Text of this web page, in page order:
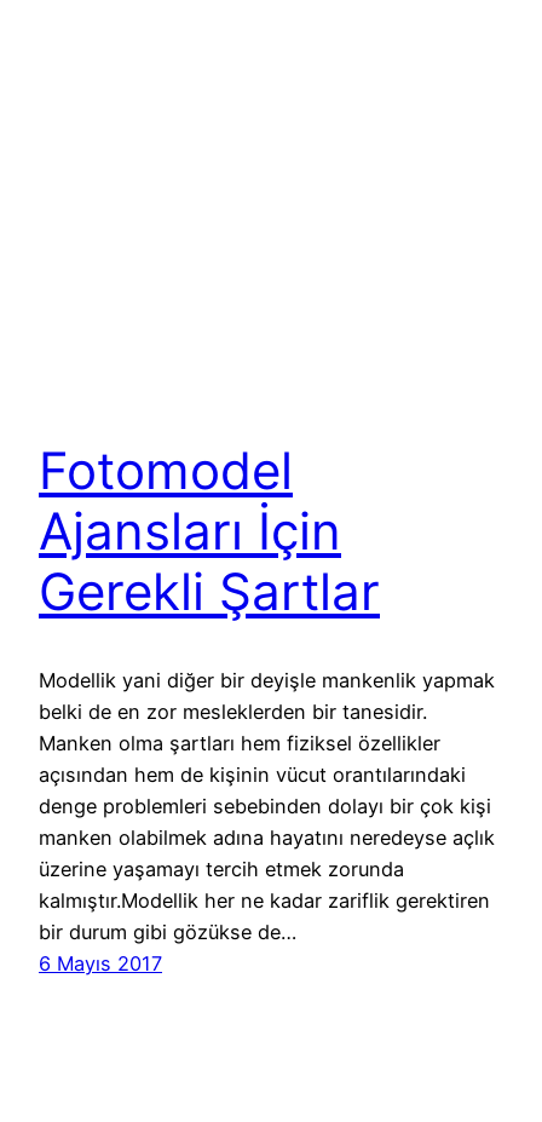
Fotomodel
Ajansları İçin
Gerekli Şartlar
Modellik yani diğer bir deyişle mankenlik yapmak
belki de en zor mesleklerden bir tanesidir.
Manken olma şartları hem fiziksel özellikler
açısından hem de kişinin vücut orantılarındaki
denge problemleri sebebinden dolayı bir çok kişi
manken olabilmek adına hayatını neredeyse açlık
üzerine yaşamayı tercih etmek zorunda
kalmıştır.Modellik her ne kadar zariflik gerektiren
bir durum gibi gözükse de…
6 Mayıs 2017